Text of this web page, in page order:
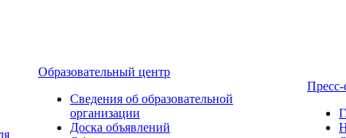
Образовательный центр
Сведения об образовательной
организации
Доска объявлений
Пресс-